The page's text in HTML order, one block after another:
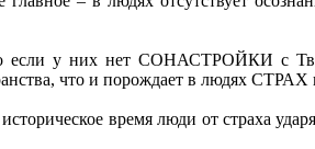
если у них нет СОНАСТРОЙКИ с
что и порождает в людях СТРАХ
время люди от страха